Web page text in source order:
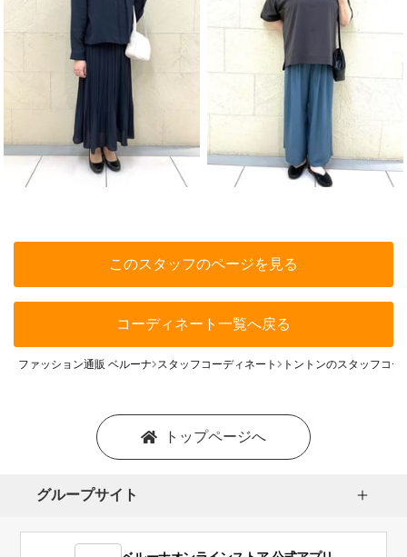
このスタッフのページを見る
コーディネート一覧へ戻る
ファッション通販 ベルーナ スタッフコーディネート トントンのスタッフコー
トップページへ
グループサイト